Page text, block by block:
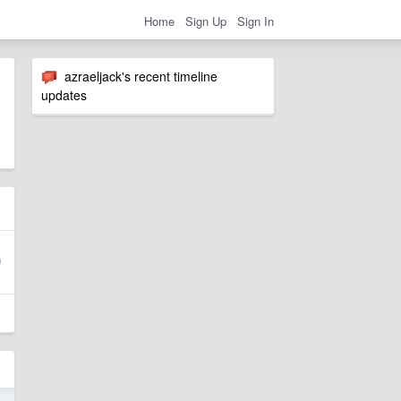
Home Sign Up Sign In
azraeljack's recent timeline
updates